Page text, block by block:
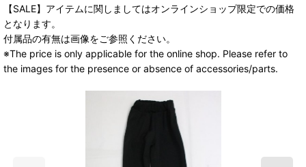
【SALE】アイテムに関しましてはオンラインショップ限定での価格
となります。
付属品の有無は画像をご参照ください。
※The price is only applicable for the online shop. Please refer to
the images for the presence or absence of accessories/parts.